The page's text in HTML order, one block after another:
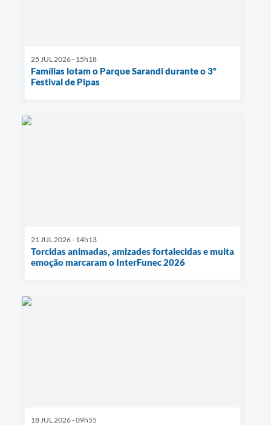
25 JUL 2026 - 15h18
Famílias lotam o Parque Sarandi durante o 3º
Festival de Pipas
21 JUL 2026 - 14h13
Torcidas animadas, amizades fortalecidas e muita
emoção marcaram o InterFunec 2026
18 JUL 2026 - 09h55